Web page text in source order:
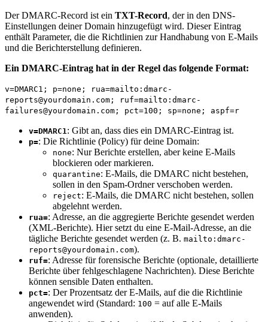
Der DMARC-Record ist ein TXT-Record, der in den DNS-
Einstellungen deiner Domain hinzugefügt wird. Dieser Eintrag
enthält Parameter, die die Richtlinien zur Handhabung von E-Mails
und die Berichterstellung definieren.
Ein DMARC-Eintrag hat in der Regel das folgende Format:
v=DMARC1; p=none ; rua=mailto:dmarc-
reports@yourdomain.com; ruf=mailto:dmarc-
failures@yourdomain.com; pct=100 ; sp=none ; aspf=r
v=DMARC1 : Gibt an, dass dies ein DMARC-Eintrag ist.
p=: Die Richtlinie (Policy) für deine Domain:
none: Nur Berichte erstellen, aber keine E-Mails
blockieren oder markieren.
quarantine: E-Mails, die DMARC nicht bestehen,
sollen in den Spam-Ordner verschoben werden.
reject: E-Mails, die DMARC nicht bestehen, sollen
abgelehnt werden.
rua=: Adresse, an die aggregierte Berichte gesendet werden
(XML-Berichte). Hier setzt du eine E-Mail-Adresse, an die
tägliche Berichte gesendet werden (z. B. mailto:dmarc-
reports@yourdomain.com).
ruf=: Adresse für forensische Berichte (optionale, detaillierte
Berichte über fehlgeschlagene Nachrichten). Diese Berichte
können sensible Daten enthalten.
pct=: Der Prozentsatz der E-Mails, auf die die Richtlinie
angewendet wird (Standard: 100 = auf alle E-Mails
anwenden).